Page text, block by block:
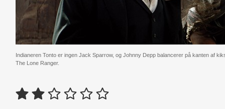
Indianeren Tonto er ingen Jack Sparrow, og Johnny Depp balancerer på kanten af
The Lone Ranger.